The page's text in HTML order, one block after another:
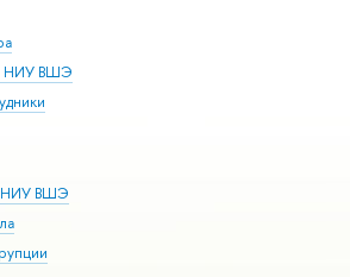
НИУ ВШЭ
НИУ ВШЭ